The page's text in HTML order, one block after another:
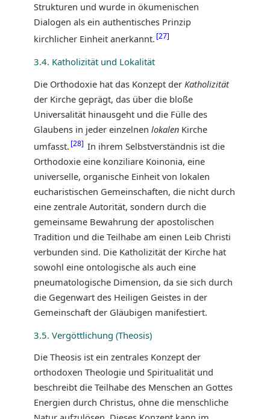
Strukturen und wurde in ökumenischen
Dialogen als ein authentisches Prinzip
kirchlicher Einheit anerkannt. 27
3.4. Katholizität und Lokalität
Die Orthodoxie hat das Konzept der Katholizität
der Kirche geprägt, das über die bloße
Universalität hinausgeht und die Fülle des
Glaubens in jeder einzelnen lokalen Kirche
umfasst. 28 In ihrem Selbstverständnis ist die
Orthodoxie eine konziliare Koinonia, eine
universelle, organische Einheit von lokalen
eucharistischen Gemeinschaften, die nicht durch
eine zentrale Autorität, sondern durch die
gemeinsame Bewahrung der apostolischen
Tradition und die Teilhabe am einen Leib Christi
verbunden sind. Die Katholizität der Kirche hat
sowohl eine ontologische als auch eine
pneumatologische Dimension, da sie sich durch
die Gegenwart des Heiligen Geistes in der
Gemeinschaft der Gläubigen manifestiert.
3.5. Vergöttlichung (Theosis)
Die Theosis ist ein zentrales Konzept der
orthodoxen Theologie und Spiritualität und
beschreibt die Teilhabe des Menschen an Gottes
Energien durch Christus, ohne die menschliche